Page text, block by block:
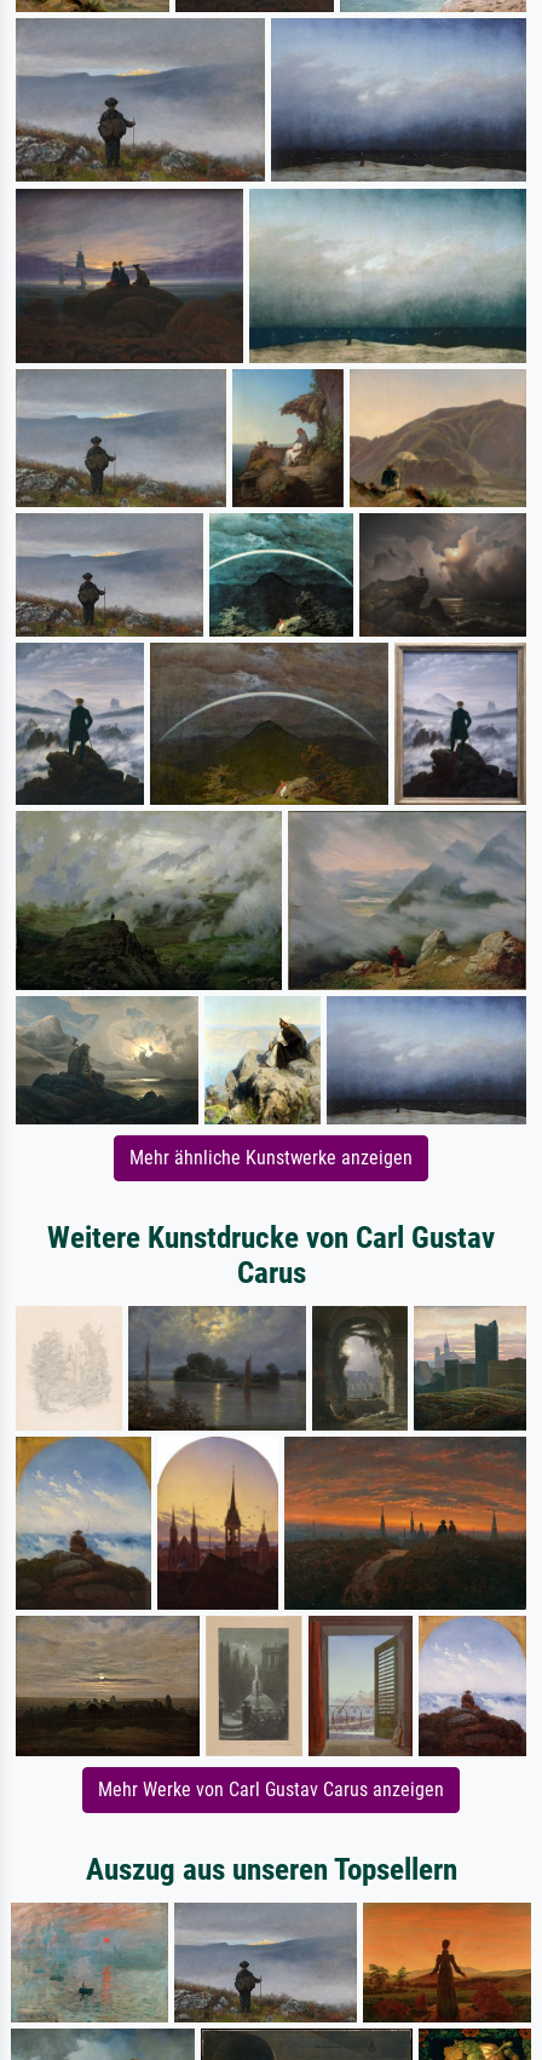
Mehr ähnliche Kunstwerke anzeigen
Weitere Kunstdrucke von Carl Gustav
Carus
Mehr Werke von Carl Gustav Carus anzeigen
Auszug aus unseren Topsellern